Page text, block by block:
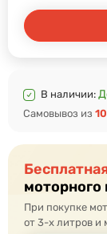
В наличии:
Самовывоз из
моторного
При покупке
от 3-х литров и